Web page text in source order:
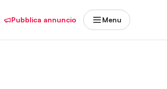
Pubblica annuncio Menu